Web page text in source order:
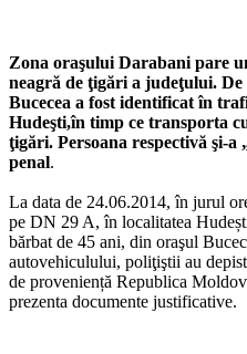
Zona oraşului Darabani pare
neagră de ţigări a judeţului.
Bucecea a fost identificat în
Hudeşti,în timp ce transporta
ţigări. Persoana respectivă şi-
penal.
La data de 24.06.2014, în jurul
pe DN 29 A, în localitatea
bărbat de 45 ani, din oraşul
autovehiculului, poliţiştii au
de proveniență Republica
prezenta documente justificative.